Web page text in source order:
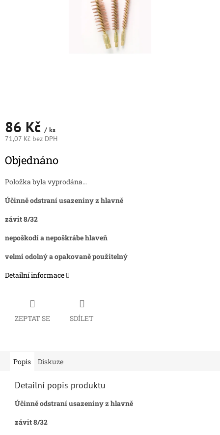
86 Kč / ks
71,07 Kč bez DPH
cena:
Objednáno
Položka byla vyprodána…
Účinně odstraní usazeniny z hlavně
závit 8/32
nepoškodí a nepoškrábe hlaveň
velmi odolný a opakovaně použitelný
Detailní informace
ZEPTAT SE SDÍLET
Popis Diskuze
Detailní popis produktu
Účinně odstraní usazeniny z hlavně
závit 8/32